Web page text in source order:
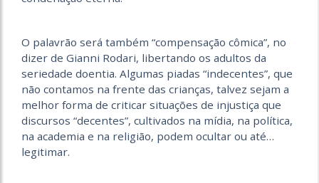
O palavrão será também “compensação cômica”, no
dizer de Gianni Rodari, libertando os adultos da
seriedade doentia. Algumas piadas “indecentes”, que
não contamos na frente das crianças, talvez sejam a
melhor forma de criticar situações de injustiça que
discursos “decentes”, cultivados na mídia, na política,
na academia e na religião, podem ocultar ou até…
legitimar.